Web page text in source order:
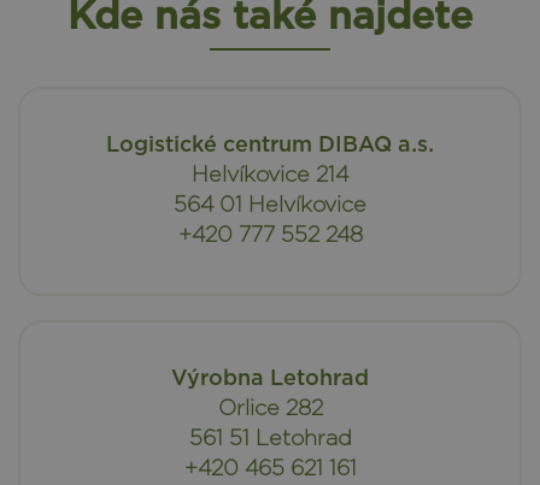
Kde nás také najdete
Logistické centrum DIBAQ a.s.
Helvíkovice 214
564 01 Helvíkovice
+420 777 552 248
Výrobna Letohrad
Orlice 282
561 51 Letohrad
+420 465 621 161